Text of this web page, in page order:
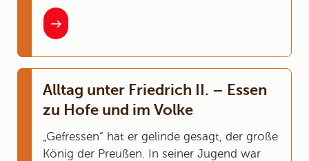
Alltag unter Friedrich II. – Essen
zu Hofe und im Volke
„Gefressen“ hat er gelinde gesagt, der große
König der Preußen. In seiner Jugend war